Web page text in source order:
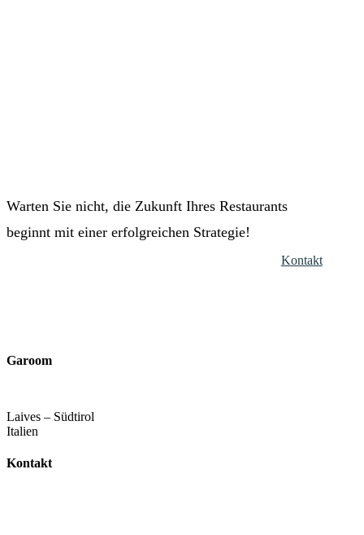
Warten Sie nicht, die Zukunft Ihres Restaurants
beginnt mit einer erfolgreichen Strategie!
Kontakt
Garoom
Laives – Südtirol
Italien
Kontakt